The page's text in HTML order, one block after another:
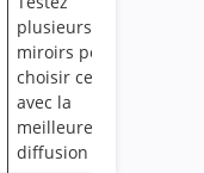
plusieurs
miroirs pour
choisir celui
avec la
meilleure
diffusion